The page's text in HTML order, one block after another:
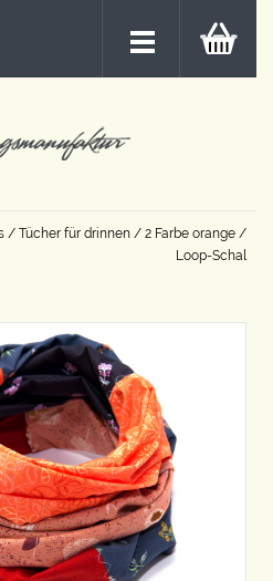
/ Tücher für drinnen / 2 Farbe orange /
Loop-Schal